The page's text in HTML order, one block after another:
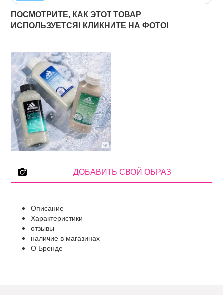
ПОСМОТРИТЕ, КАК ЭТОТ ТОВАР
ИСПОЛЬЗУЕТСЯ! КЛИКНИТЕ НА ФОТО!
ДОБАВИТЬ СВОЙ ОБРАЗ
Описание
Характеристики
отзывы
наличие в магазинах
О Бренде